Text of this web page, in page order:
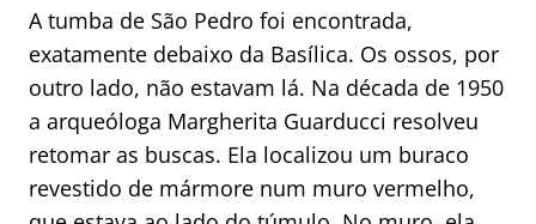
A tumba de São Pedro foi encontrada,
exatamente debaixo da Basílica. Os ossos, por
outro lado, não estavam lá. Na década de 1950
a arqueóloga Margherita Guarducci resolveu
retomar as buscas. Ela localizou um buraco
revestido de mármore num muro vermelho,